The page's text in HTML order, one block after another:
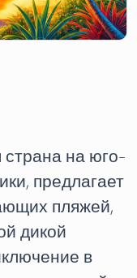
страна на юго-
предлагает
пляжей,
дикой
в